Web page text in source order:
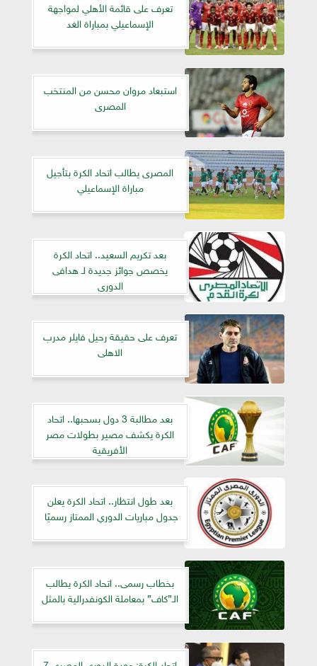
تعرف على قائمة الأهلي لمواجهة
الإسماعيلي بمباراة الغد
استبعاد مروان محسن من المنتخب
المصرى
المصرى يطالب اتحاد الكرة بتأجيل
مباراة الإسماعيلي
بعد تكريم السعيد.. اتحاد الكرة
يخصص جوائز جديدة لـ هدافى
الدورى
تعرف على حقيقة رحيل فايلر مدرب
الاهلى
بعد مطالبة 3 دول بسحبها.. اتحاد
الكرة يكشف مصير بطولات مصر
الأفريقية
بعد طول انتظار.. اتحاد الكرة يعلن
جدول مباريات الدوري الممتاز رسميًا
بخطاب رسمى.. اتحاد الكرة يطالب
الـ”كاف” بمعاملة الكونفدرالية بالمثل